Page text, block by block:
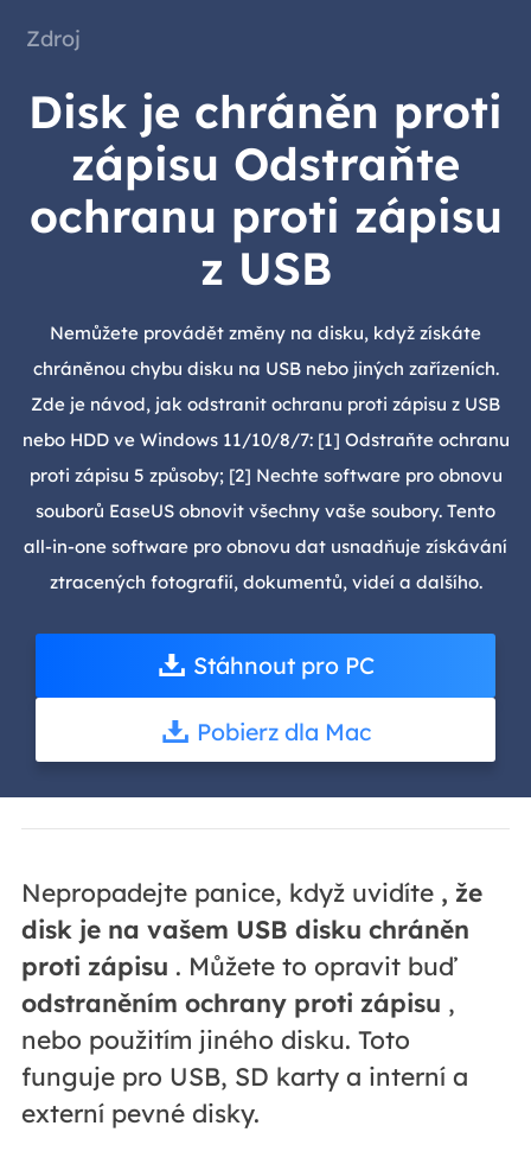
Zdroj
Disk je chráněn proti
zápisu Odstraňte
ochranu proti zápisu
z USB
Nemůžete provádět změny na disku, když získáte
chráněnou chybu disku na USB nebo jiných zařízeních.
Zde je návod, jak odstranit ochranu proti zápisu z USB
nebo HDD ve Windows 11/10/8/7: [1] Odstraňte ochranu
proti zápisu 5 způsoby; [2] Nechte software pro obnovu
souborů EaseUS obnovit všechny vaše soubory. Tento
all-in-one software pro obnovu dat usnadňuje získávání
ztracených fotografií, dokumentů, videí a dalšího.
Stáhnout pro PC
Pobierz dla Mac
Nepropadejte panice, když uvidíte , že
disk je na vašem USB disku chráněn
proti zápisu . Můžete to opravit buď
odstraněním ochrany proti zápisu ,
nebo použitím jiného disku. Toto
funguje pro USB, SD karty a interní a
externí pevné disky.